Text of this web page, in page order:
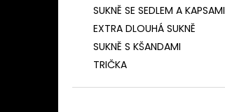
SUKNĚ SE SEDLEM A KAPSAMI
EXTRA DLOUHÁ SUKNĚ
SUKNĚ S KŠANDAMI
TRIČKA